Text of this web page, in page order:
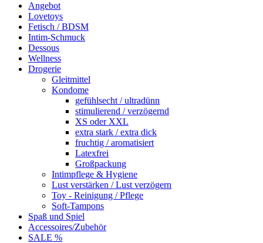
Angebot
Lovetoys
Fetisch / BDSM
Intim-Schmuck
Dessous
Wellness
Drogerie
Gleitmittel
Kondome
gefühlsecht / ultradünn
stimulierend / verzögernd
XS oder XXL
extra stark / extra dick
fruchtig / aromatisiert
Latexfrei
Großpackung
Intimpflege & Hygiene
Lust verstärken / Lust verzögern
Toy - Reinigung / Pflege
Soft-Tampons
Spaß und Spiel
Accessoires/Zubehör
SALE %